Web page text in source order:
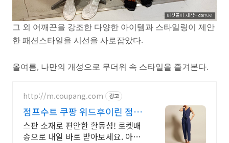
그 외 어깨끈을 강조한 다양한 아이템과 스타일링이 제안
한 패션스타일을 시선을 사로잡았다.
올여름, 나만의 개성으로 무더위 속 스타일을 즐겨본다.
http://m.coupang.com 광고
점프수트 쿠팡 위드후이린 점프
수트
스판 소재로 편안한 활동성! 로켓배
송으로 내일 바로 받아보세요. 아이